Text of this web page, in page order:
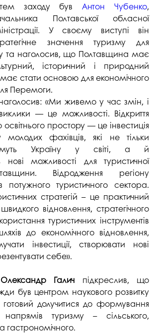
заходу бувАнтон Чубенко,
Полтавської обласної
У своєму виступі він
значення туризму для
та наголосив, що Полтавщина має
історичний і природний
стати основою для економічного
Перемоги.
«Ми живемо у час змін, і
— це можливості. Відкриття
простору — це інвестиція
фахівців, які не тільки
Україну у світі, а й
нові можливості для туристичної
Відродження регіону
туристичного сектора.
стратегій – це практичний
відновлення, стратегічного
туристичних інструментів
до економічного відновлення,
інвестиції, створювати нові
себе».
Олександр Галич підкреслив, що
був центром наукового розвитку
готовий долучитися до формування
напрямів туризму – сільського,
гастрономічного.